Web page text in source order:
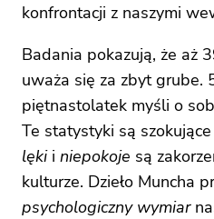
konfrontacji z naszymi
Badania pokazują, że aż
uważa się za zbyt grube.
piętnastolatek myśli o
Te statystyki są
lękii niepokoje są
kulturze. Dzieło Muncha
psychologiczny wymiar